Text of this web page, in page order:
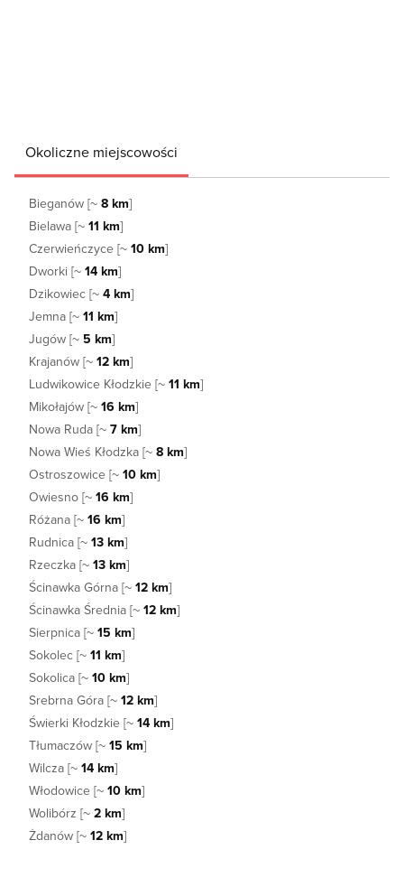
Okoliczne miejscowości
Bieganów [~ 8 km]
Bielawa [~ 11 km]
Czerwieńczyce [~ 10 km]
Dworki [~ 14 km]
Dzikowiec [~ 4 km]
Jemna [~ 11 km]
Jugów [~ 5 km]
Krajanów [~ 12 km]
Ludwikowice Kłodzkie [~ 11 km]
Mikołajów [~ 16 km]
Nowa Ruda [~ 7 km]
Nowa Wieś Kłodzka [~ 8 km]
Ostroszowice [~ 10 km]
Owiesno [~ 16 km]
Różana [~ 16 km]
Rudnica [~ 13 km]
Rzeczka [~ 13 km]
Ścinawka Górna [~ 12 km]
Ścinawka Średnia [~ 12 km]
Sierpnica [~ 15 km]
Sokolec [~ 11 km]
Sokolica [~ 10 km]
Srebrna Góra [~ 12 km]
Świerki Kłodzkie [~ 14 km]
Tłumaczów [~ 15 km]
Wilcza [~ 14 km]
Włodowice [~ 10 km]
Wolibórz [~ 2 km]
Żdanów [~ 12 km]